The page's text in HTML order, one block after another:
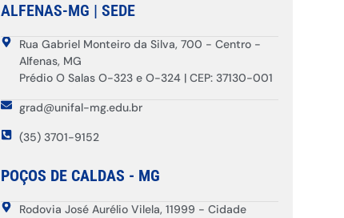
ALFENAS-MG | SEDE
Rua Gabriel Monteiro da Silva, 700 - Centro -
Alfenas, MG
Prédio O Salas O-323 e O-324 | CEP: 37130-001
grad@unifal-mg.edu.br
(35) 3701-9152
POÇOS DE CALDAS - MG
Rodovia José Aurélio Vilela, 11999 - Cidade